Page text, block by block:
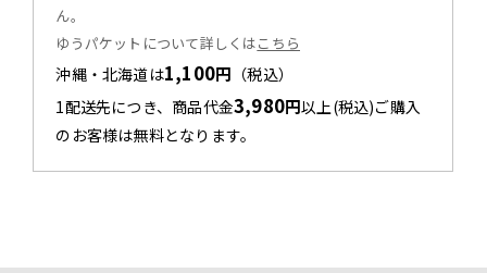
ん。
ゆうパケットについて詳しくはこちら
沖縄・北海道は1,100円 （税込）
1配送先につき、商品代金3,980円以上(税込)ご購入
のお客様は無料となります。